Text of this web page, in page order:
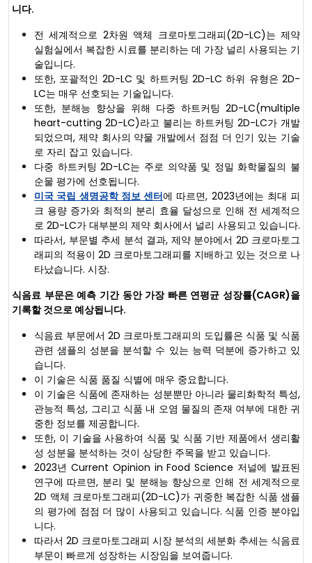
니다.
전 세계적으로 2차원 액체 크로마토그래피(2D-LC)는 제약
실험실에서 복잡한 시료를 분리하는 데 가장 널리 사용되는 기
술입니다.
또한, 포괄적인 2D-LC 및 하트커팅 2D-LC 하위 유형은 2D-
LC는 매우 선호되는 기술입니다.
또한, 분해능 향상을 위해 다중 하트커팅 2D-LC(multiple
heart-cutting 2D-LC)라고 불리는 하트커팅 2D-LC가 개발
되었으며, 제약 회사의 약물 개발에서 점점 더 인기 있는 기술
로 자리 잡고 있습니다.
다중 하트커팅 2D-LC는 주로 의약품 및 정밀 화학물질의 불
순물 평가에 선호됩니다.
미국 국립 생명공학 정보 센터에 따르면, 2023년에는 최대 피
크 용량 증가와 최적의 분리 효율 달성으로 인해 전 세계적으
로 2D-LC가 대부분의 제약 회사에서 널리 사용되고 있습니다.
따라서, 부문별 추세 분석 결과, 제약 분야에서 2D 크로마토그
래피의 적용이 2D 크로마토그래피를 지배하고 있는 것으로 나
타났습니다. 시장.
식음료 부문은 예측 기간 동안 가장 빠른 연평균 성장률(CAGR)을
기록할 것으로 예상됩니다.
식음료 부문에서 2D 크로마토그래피의 도입률은 식품 및 식품
관련 샘플의 성분을 분석할 수 있는 능력 덕분에 증가하고 있
습니다.
이 기술은 식품 품질 식별에 매우 중요합니다.
이 기술은 식품에 존재하는 성분뿐만 아니라 물리화학적 특성,
관능적 특성, 그리고 식품 내 오염 물질의 존재 여부에 대한 귀
중한 정보를 제공합니다.
또한, 이 기술을 사용하여 식품 및 식품 기반 제품에서 생리활
성 성분을 분석하는 것이 상당한 주목을 받고 있습니다.
2023년 Current Opinion in Food Science 저널에 발표된
연구에 따르면, 분리 및 분해능 향상으로 인해 전 세계적으로
2D 액체 크로마토그래피(2D-LC)가 귀중한 복잡한 식품 샘플
의 평가에 점점 더 많이 사용되고 있습니다. 식품 인증 분야입
니다.
따라서 2D 크로마토그래피 시장 분석의 세분화 추세는 식음료
부문이 빠르게 성장하는 시장임을 보여줍니다.